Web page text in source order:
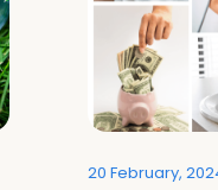
20 February,